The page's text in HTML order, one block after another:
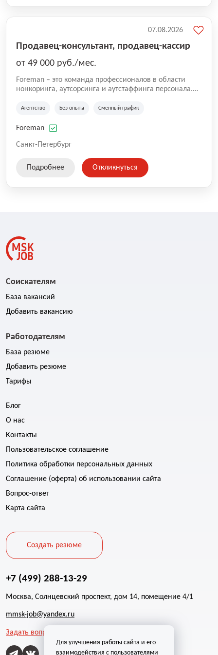
Продавец-консультант, продавец-кассир
от 49 000 руб./мес.
Foreman – это команда профессионалов в области
нонкоринга, аутсорсинга и аутстаффинга персонала.
реализовывать проекты любой сложности, в которых
уровня роста и развития по всей России. В работе
вакансий. Если вы не нашли подходящую вакансию,
свяжемся с вами в ближайшее время.
Агентство Без опыта Сменный график
Foreman
Санкт-Петербург
07.08.2026
Подробнее Откликнуться
Соискателям
База вакансий
Добавить вакансию
Работодателям
База резюме
Добавить резюме
Тарифы
Блог
О нас
Контакты
Пользовательское соглашение
Политика обработки персональных данных
Соглашение (оферта) об использовании сайта
Вопрос-ответ
Карта сайта
Создать резюме
+7 (499) 288-13-29
Москва, Солнцевский проспект, дом 14, помещение 4/1
mmsk-job@yandex.ru
Задать вопрос
Для улучшения работы сайта и его
взаимодействия с пользователями